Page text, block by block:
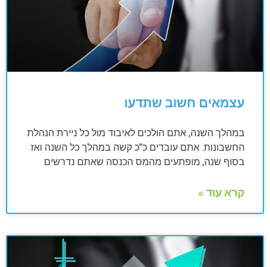
עצמאים חשוב שתדעו
במהלך השנה, אתם הולכים לאיבוד מול כל ניירת הנהלת
החשבונות. אתם עובדים כ"כ קשה במהלך כל השנה ואז
בסוף שנה, מופתעים מהמס הכנסה שאתם נדרשים
קרא עוד »